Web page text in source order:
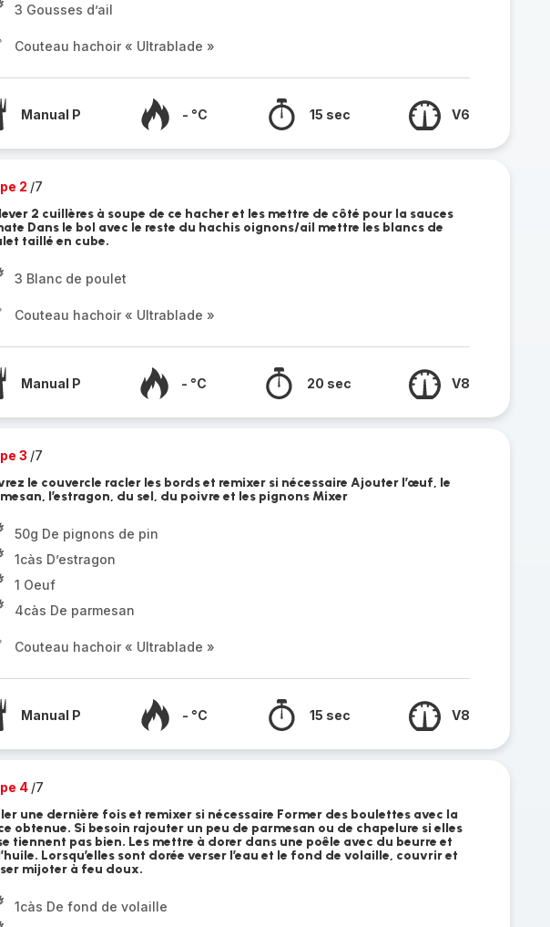
3 Gousses d’ail
Couteau hachoir « Ultrablade »
Manual P - °C 15 sec V6
2 /7
2 cuillères à soupe de ce hacher et les mettre de côté pour la sauces
Dans le bol avec le reste du hachis oignons/ail mettre les blancs de
taillé en cube.
3 Blanc de poulet
Couteau hachoir « Ultrablade »
Manual P - °C 20 sec V8
3 /7
le couvercle racler les bords et remixer si nécessaire Ajouter l’œuf, le
l’estragon, du sel, du poivre et les pignons Mixer
50g De pignons de pin
1càs D’estragon
1 Oeuf
4càs De parmesan
Couteau hachoir « Ultrablade »
Manual P - °C 15 sec V8
4 /7
une dernière fois et remixer si nécessaire Former des boulettes avec la
obtenue. Si besoin rajouter un peu de parmesan ou de chapelure si elles
tiennent pas bien. Les mettre à dorer dans une poêle avec du beurre et
Lorsqu’elles sont dorée verser l’eau et le fond de volaille, couvrir et
mijoter à feu doux.
1càs De fond de volaille